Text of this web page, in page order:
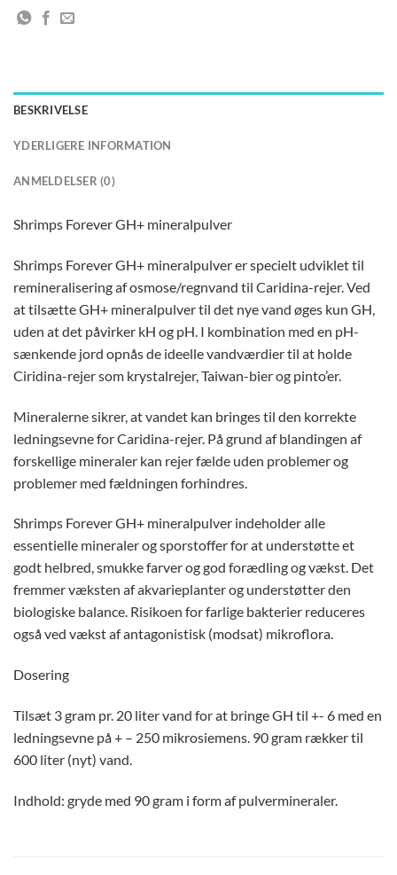
BESKRIVELSE
YDERLIGERE INFORMATION
ANMELDELSER (0)
Shrimps Forever GH+ mineralpulver
Shrimps Forever GH+ mineralpulver er specielt udviklet til
remineralisering af osmose/regnvand til Caridina-rejer. Ved
at tilsætte GH+ mineralpulver til det nye vand øges kun GH,
uden at det påvirker kH og pH. I kombination med en pH-
sænkende jord opnås de ideelle vandværdier til at holde
Ciridina-rejer som krystalrejer, Taiwan-bier og pinto’er.
Mineralerne sikrer, at vandet kan bringes til den korrekte
ledningsevne for Caridina-rejer. På grund af blandingen af
forskellige mineraler kan rejer fælde uden problemer og
problemer med fældningen forhindres.
Shrimps Forever GH+ mineralpulver indeholder alle
essentielle mineraler og sporstoffer for at understøtte et
godt helbred, smukke farver og god forædling og vækst. Det
fremmer væksten af akvarieplanter og understøtter den
biologiske balance. Risikoen for farlige bakterier reduceres
også ved vækst af antagonistisk (modsat) mikroflora.
Dosering
Tilsæt 3 gram pr. 20 liter vand for at bringe GH til +- 6 med en
ledningsevne på + – 250 mikrosiemens. 90 gram rækker til
600 liter (nyt) vand.
Indhold: gryde med 90 gram i form af pulvermineraler.